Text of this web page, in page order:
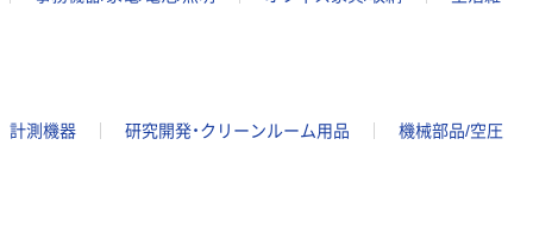
計測機器 研究開発・クリーンルーム用品 機械部品/空圧